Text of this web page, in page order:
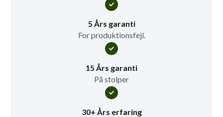
5 Års garanti
For produktionsfejl.
15 Års garanti
På stolper
30+ Års erfaring